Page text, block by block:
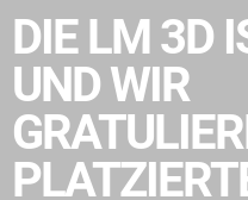
DIE LM 3D
UND WIR